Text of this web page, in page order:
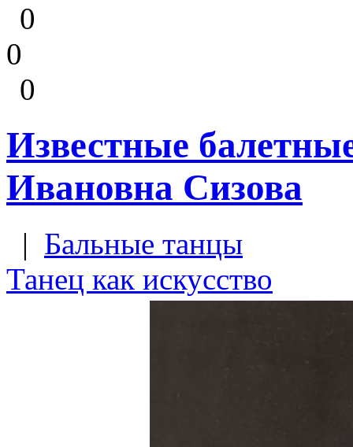
0
0
0
Известные
Ивановна Сизова
| Бальные танцы
Танец как искусство